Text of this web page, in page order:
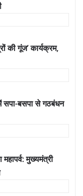
की गूंज’ कार्यक्रम,
में सपा-बसपा से गठबंधन
मुख्यमंत्री